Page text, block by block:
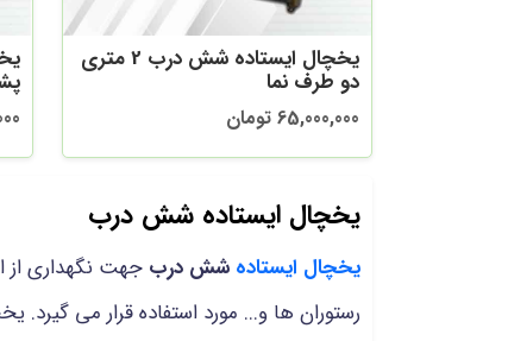
یخچال ایستاده شش درب 2 متری
دو طرف نما
65,000,000 تومان
یخچال ایستاده شش درب
یخچال ایستاده شش درب جهت نگهداری از
رستوران ها و... مورد استفاده قرار می